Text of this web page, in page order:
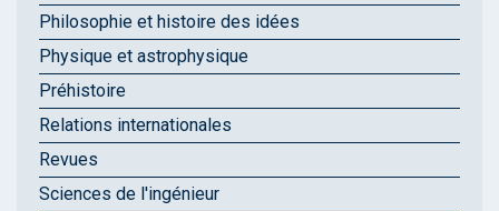
Philosophie et histoire des idées
Physique et astrophysique
Préhistoire
Relations internationales
Revues
Sciences de l'ingénieur